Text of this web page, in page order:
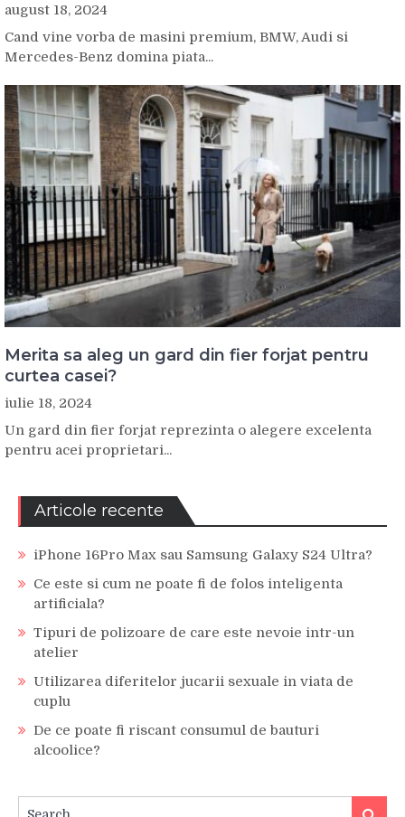
august 18, 2024
Cand vine vorba de masini premium, BMW, Audi si
Mercedes-Benz domina piata...
Merita sa aleg un gard din fier forjat pentru
curtea casei?
iulie 18, 2024
Un gard din fier forjat reprezinta o alegere excelenta
pentru acei proprietari...
Articole recente
iPhone 16Pro Max sau Samsung Galaxy S24 Ultra?
Ce este si cum ne poate fi de folos inteligenta
artificiala?
Tipuri de polizoare de care este nevoie intr-un
atelier
Utilizarea diferitelor jucarii sexuale in viata de
cuplu
De ce poate fi riscant consumul de bauturi
alcoolice?
Search